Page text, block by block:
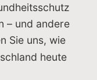
– und andere
Sie uns, wie
heute